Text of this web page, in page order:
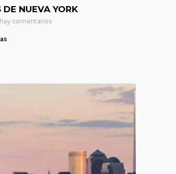
NUEVA YORK
comentarios